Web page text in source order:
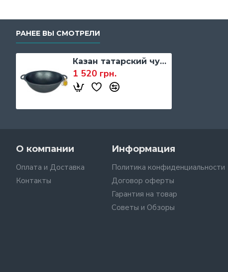
РАНЕЕ ВЫ СМОТРЕЛИ
Казан татарский чугунный без крышки My-dishes, 340 мм, 8 л.
1 520 грн.
О компании
Оплата и Доставка
Контакты
Информация
Политика конфиденциальности
Договор оферты
Гарантия на товар
Советы и Обзоры